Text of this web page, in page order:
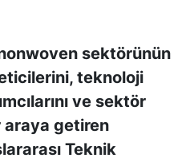
sektörünün
teknoloji
ve sektör
getiren
Teknik